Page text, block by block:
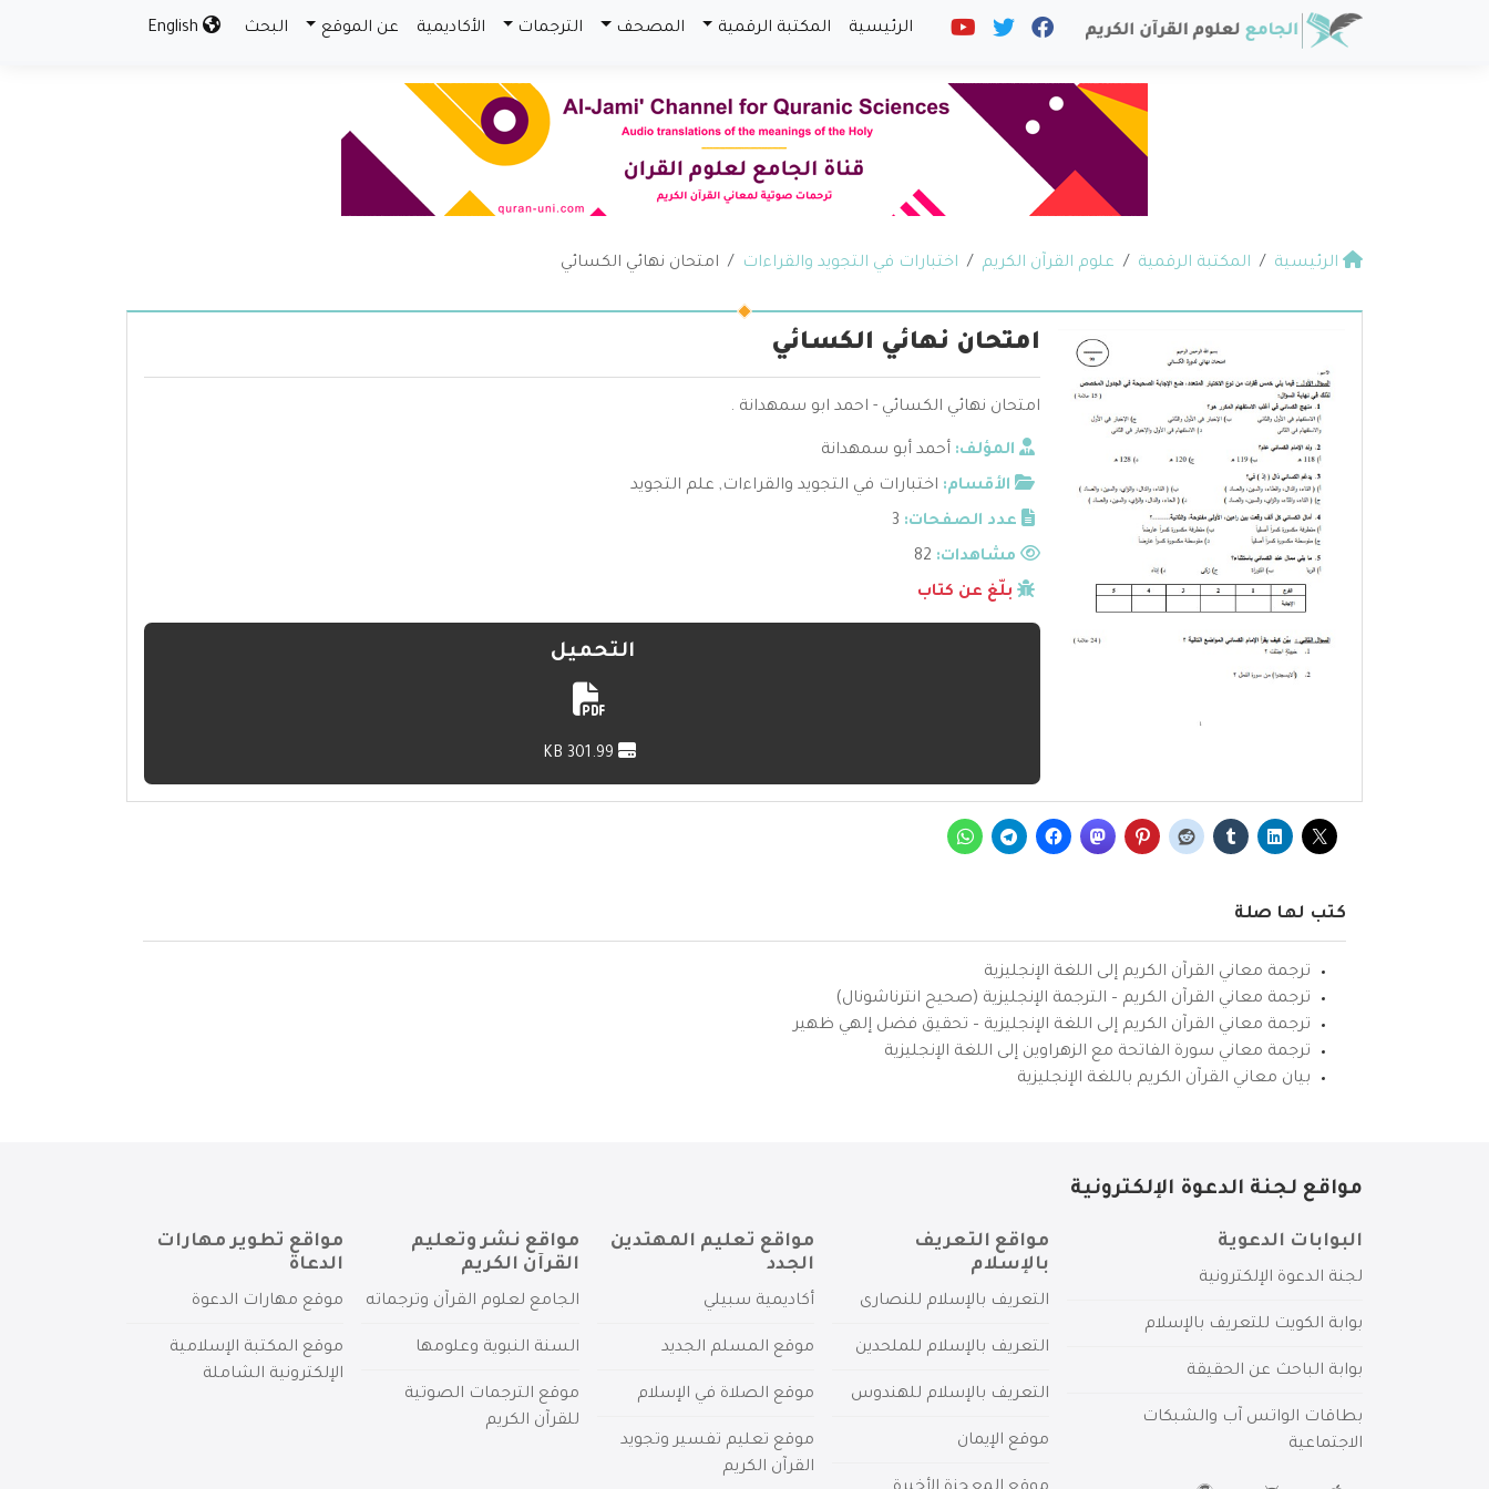
الرئيسية المكتبة الرقمية المصحف الترجمات الأكاديمية عن الموقع البحث
الرئيسية المكتبة الرقمية علوم القرآن الكريم اختبارات في التجويد والقراءات امتحان نهائي الكسائي
امتحان نهائي الكسائي
امتحان نهائي الكسائي - احمد ابو سمهدانة .
المؤلف: أحمد أبو سمهدانة
الأقسام: اختبارات في التجويد والقراءات, علم التجويد
عدد الصفحات: 3
مشاهدات:
بلّغ عن كتاب
التحميل
كتب لها صلة
ترجمة معاني القرآن الكريم إلى اللغة الإنجليزية
ترجمة معاني القرآن الكريم – الترجمة الإنجليزية (صحيح انترناشونال)
ترجمة معاني القرآن الكريم إلى اللغة الإنجليزية – تحقيق فضل إلهي ظهير
ترجمة معاني سورة الفاتحة مع الزهراوين إلى اللغة الإنجليزية
بيان معاني القرآن الكريم باللغة الإنجليزية
مواقع لجنة الدعوة الإلكترونية
البوابات الدعوية
لجنة الدعوة الإلكترونية
بوابة الكويت للتعريف بالإسلام
بوابة الباحث عن الحقيقة
بطاقات الواتس آب والشبكات
الاجتماعية
مواقع التعريف
بالإسلام
التعريف بالإسلام للنصارى
التعريف بالإسلام للملحدين
التعريف بالإسلام للهندوس
موقع الإيمان
مواقع تعليم المهتدين
الجدد
أكاديمية سبيلي
موقع المسلم الجديد
موقع الصلاة في الإسلام
موقع تعليم تفسير وتجويد
القرآن الكريم
مواقع نشر وتعليم
القرآن الكريم
الجامع لعلوم القرآن وترجماته
السنة النبوية وعلومها
موقع الترجمات الصوتية
للقرآن الكريم
مواقع تطوير مهارات
الدعاة
موقع مهارات الدعوة
موقع المكتبة الإسلامية
الإلكترونية الشاملة